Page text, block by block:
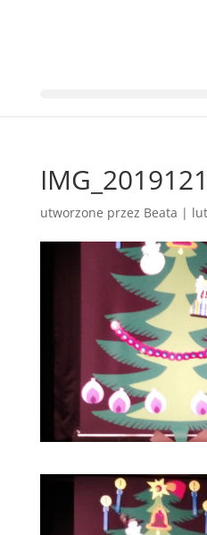
utworzone przez Beata |